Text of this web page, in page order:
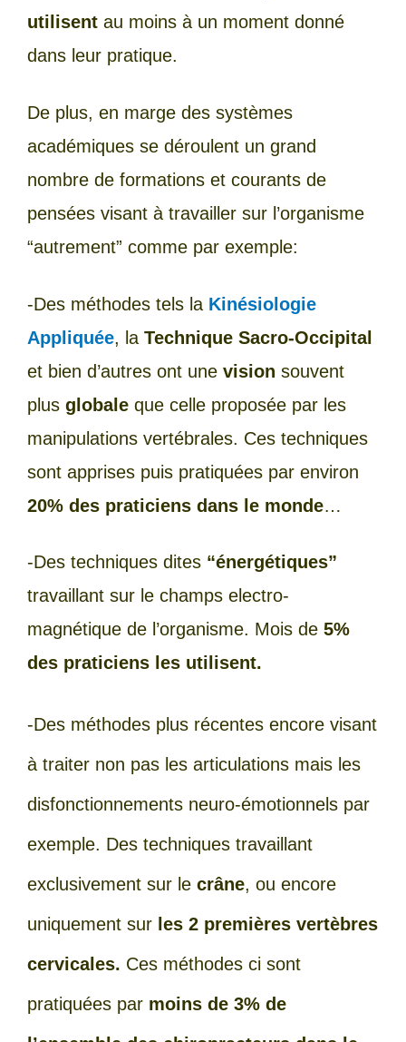
utilisent au moins à un moment donné
dans leur pratique.
De plus, en marge des systèmes
académiques se déroulent un grand
nombre de formations et courants de
pensées visant à travailler sur l’organisme
“autrement” comme par exemple:
-Des méthodes tels la Kinésiologie
Appliquée, la Technique Sacro-Occipital
et bien d’autres ont une vision souvent
plus globale que celle proposée par les
manipulations vertébrales. Ces techniques
sont apprises puis pratiquées par environ
20% des praticiens dans le monde…
-Des techniques dites “énergétiques”
travaillant sur le champs electro-
magnétique de l’organisme. Mois de 5%
des praticiens les utilisent.
-Des méthodes plus récentes encore visant
à traiter non pas les articulations mais les
disfonctionnements neuro-émotionnels par
exemple. Des techniques travaillant
exclusivement sur le crâne, ou encore
uniquement sur les 2 premières vertèbres
cervicales. Ces méthodes ci sont
pratiquées par moins de 3% de